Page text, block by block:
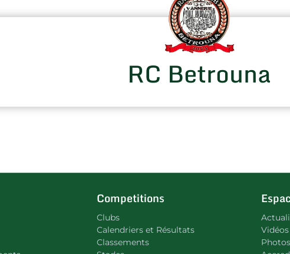
RC Betrouna
Competitions
Clubs
Calendriers et Résultats
Classements
Vidéos
Photos